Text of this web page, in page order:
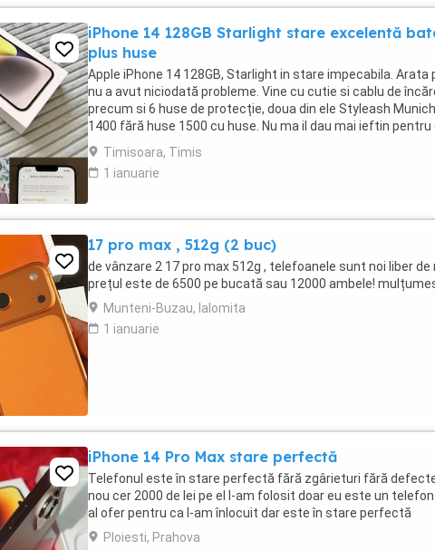
iPhone 14 128GB Starlight stare excelentă
plus huse
Apple iPhone 14 128GB, Starlight in stare impecabila. Arata
nu a avut niciodată probleme. Vine cu cutie si cablu de
precum si 6 huse de protecție, doua din ele Styleash
1400 fără huse 1500 cu huse. Nu ma il dau mai ieftin pentru
Flip 1400 pe el dar ...
Timisoara, Timis
1 ianuarie
17 pro max , 512g (2 buc)
de vânzare 2 17 pro max 512g , telefoanele sunt noi liber de
prețul este de 6500 pe bucată sau 12000 ambele!
Munteni-Buzau, Ialomita
1 ianuarie
iPhone 14 Pro Max stare perfectă
Telefonul este în stare perfectă fără zgârieturi fără
nou cer 2000 de lei pe el l-am folosit doar eu este un
al ofer pentru ca l-am înlocuit dar este în stare perfectă
Ploiesti, Prahova